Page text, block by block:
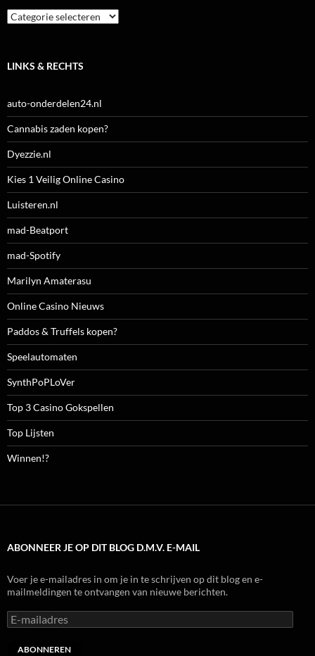
Categorieën
LINKS & RECHTS
auto-onderdelen24.nl
Cannabis zaden kopen?
Dyezzie.nl
Kies 1 Veilig Online Casino
Luisteren.nl
mad-Beatport
mad-Spotify
Marilyn Amaterasu
Online Casino Nieuws
Paddos & Truffels kopen?
Speelautomaten
SynthPoPLoVer
Top 3 Casino Gokspellen
Top Lijsten
Winnen!?
ABONNEER JE OP DIT BLOG D.M.V. E-MAIL
Voer je e-mailadres in om je in te schrijven op dit blog en e-
mailmeldingen te ontvangen van nieuwe berichten.
E-
mailadres
ABONNEREN